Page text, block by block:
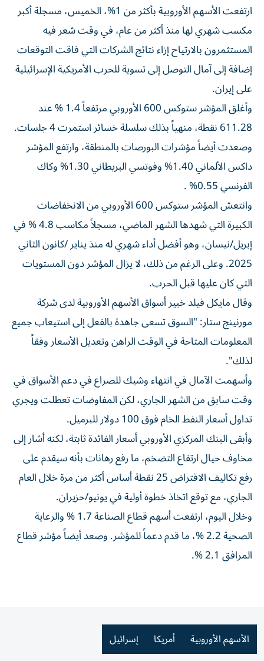
ارتفعت الأسهم الأوروبية بأكثر من 1%، الخميس، مسجلة أكبر
مكسب شهري لها منذ أكثر من ‌عام، في وقت شعر فيه
المستثمرون بالارتياح إزاء نتائج ​الشركات ⁠التي فاقت التوقعات
إضافة إلى آمال التوصل ‌إلى تسوية للحرب الأمريكية ‌الإسرائيلية
على إيران.
وأغلق المؤشر ستوكس 600 الأوروبي مرتفعاً 1.4 % عند
611.28 نقطة، منهياً بذلك سلسلة خسائر ‌استمرت 4 جلسات.
وصعدت أيضاً مؤشرات البورصات بالمنطقة، وارتفع ⁠المؤشر
داكس الألماني 1.40% وفوتسي البريطاني 1.30% وكاك
الفرنسي 0.55% .
وانتعش المؤشر ستوكس 600 الأوروبي من الانخفاضات
الكبيرة التي شهدها الشهر الماضي، مسجلاً مكاسب 4.8 % في
إبريل/نيسان، وهو أفضل أداء شهري له منذ يناير /كانون الثاني
2025. وعلى الرغم من ذلك، لا يزال المؤشر ‌دون المستويات
التي كان عليها قبل الحرب.
وقال مايكل فيلد خبير أسواق الأسهم الأوروبية لدى شركة
مورنينج ستار: "السوق تسعى ⁠جاهدة بالفعل إلى استيعاب جميع
المعلومات المتاحة في الوقت الراهن وتعديل الأسعار وفقاً
لذلك".
وأسهمت الآمال في انتهاء وشيك للصراع في ​دعم ‌الأسواق في
وقت سابق من الشهر الجاري، لكن المفاوضات ‌تعطلت ويجري
تداول أسعار النفط الخام فوق 100 دولار للبرميل.
وأبقى البنك المركزي الأوروبي أسعار الفائدة ثابتة، لكنه أشار إلى
‌مخاوف حيال ارتفاع ‌التضخم، ما رفع رهانات ⁠بأنه سيقدم على
رفع تكاليف الاقتراض 25 ‌نقطة أساس أكثر من مرة خلال العام
الجاري، مع توقع اتخاذ خطوة أولية في يونيو/⁠حزيران.
وخلال اليوم، ارتفعت أسهم قطاع الصناعة ​1.7 % والرعاية
الصحية 2.2 %، ما قدم دعماً للمؤشر. وصعد أيضاً مؤشر قطاع
المرافق 2.1 %.
الأسهم الأوروبية أمريكا إسرائيل